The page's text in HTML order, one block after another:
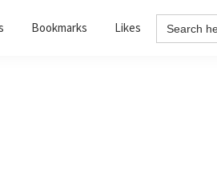
Bookmarks Likes Search
for: